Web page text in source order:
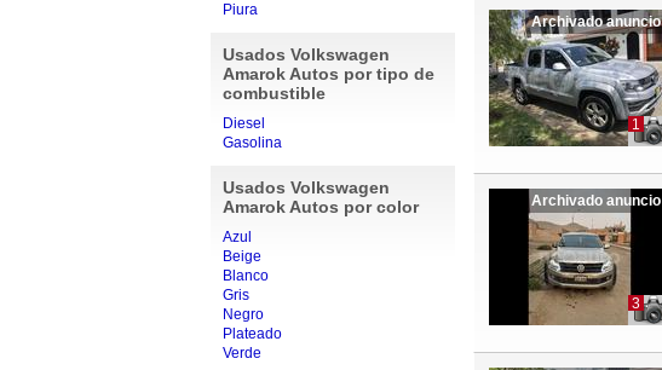
Piura
Usados Volkswagen
Amarok Autos por tipo de
combustible
Diesel
Gasolina
Usados Volkswagen
Amarok Autos por color
Azul
Beige
Blanco
Gris
Negro
Plateado
Verde
Archivado anuncio
1
Archivado anuncio
3